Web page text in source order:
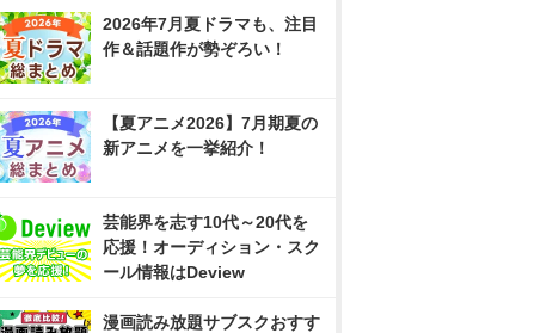
2026年7月夏ドラマも、注目
作＆話題作が勢ぞろい！
【夏アニメ2026】7月期夏の
新アニメを一挙紹介！
芸能界を志す10代～20代を
応援！オーディション・スク
ール情報はDeview
漫画読み放題サブスクおすす